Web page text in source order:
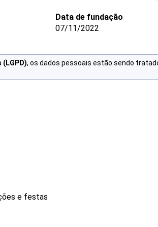
Data de fundação
07/11/2022
, os dados pessoais estão sendo
e festas